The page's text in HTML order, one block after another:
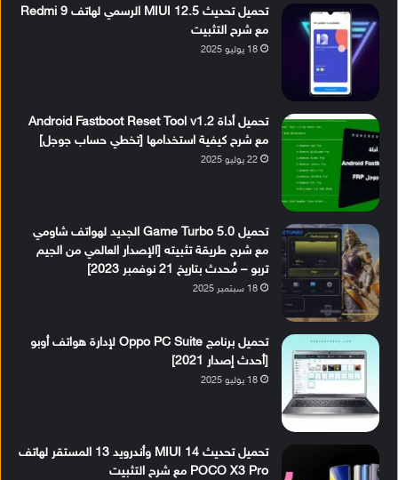
تحميل تحديث MIUI 12.5 الرسمي لهاتف Redmi 9
مع شرح التثبيت
18 يوليو 2025
تحميل أداة Android Fastboot Reset Tool v1.2
مع شرح كيفية استخدامها [تخطي حساب جوجل]
22 يوليو 2025
تحميل Game Turbo 5.0 الجديد لهواتف شاومي
مع شرح طريقة تثبيته [الإصدار العالمي من الجيم
تربو – مُحدث بتاريخ 21 نوفمبر 2023]
18 سبتمبر 2025
تحميل برنامج Oppo PC Suite لإدارة هواتف أوبو
[أحدث إصدار 2021]
18 يوليو 2025
تحميل تحديث MIUI 14 وأندرويد 13 المستقر لهاتف
POCO X3 Pro مع شرح التثبيت